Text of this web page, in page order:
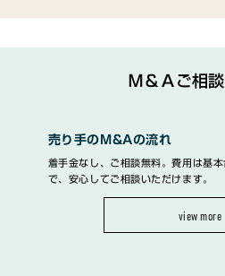
Ｍ＆Ａご相
売り手のM&Aの流れ
着手金なし、ご相談無料。費用は基
で、安心してご相談いただけます。
view more